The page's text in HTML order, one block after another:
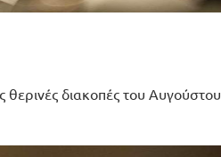
διακοπές του Αυγούστου